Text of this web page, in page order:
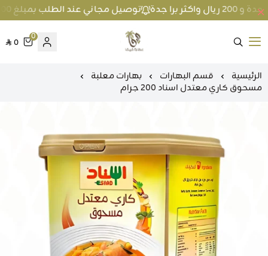
توصيل مجاني عند الطلب بمبلغ 100 ريال واكثر داخل جدة و 200 ريال واكثر برا جدة
متجر عطارة فيفا
0
0
الرئيسية قسم البهارات
بهارات معلبة
مسحوق كاري معتدل اسناد 200 جرام